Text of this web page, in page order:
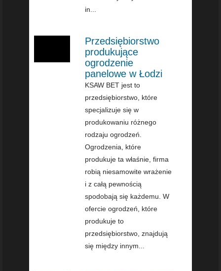
in...
Przedsiębiorstwo
produkujące
ogrodzenie
panelowe w Łodzi
KSAW BET jest to
przedsiębiorstwo, które
specjalizuje się w
produkowaniu różnego
rodzaju ogrodzeń.
Ogrodzenia, które
produkuje ta właśnie, firma
robią niesamowite wrażenie
i z całą pewnością
spodobają się każdemu. W
ofercie ogrodzeń, które
produkuje to
przedsiębiorstwo, znajdują
się między innym...